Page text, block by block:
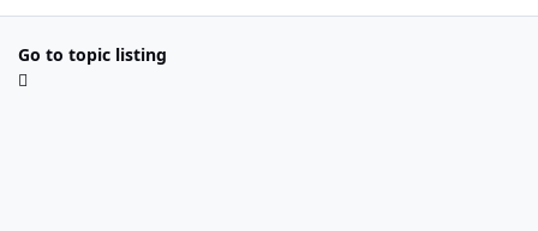
Go to topic listing